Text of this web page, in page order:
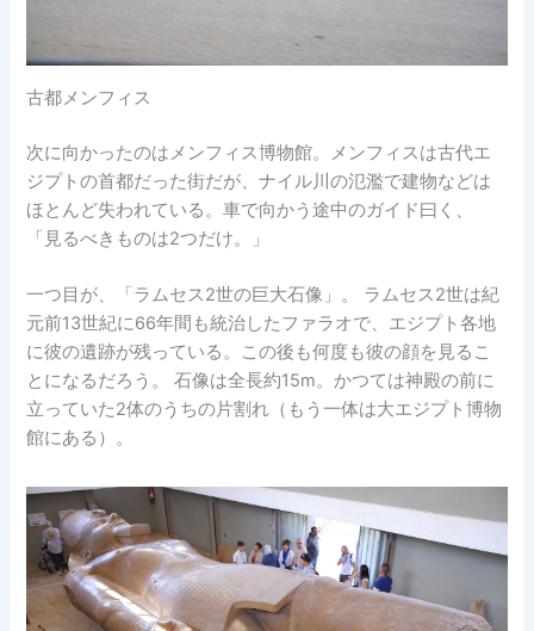
古都メンフィス
次に向かったのはメンフィス博物館。メンフィスは古代エ
ジプトの首都だった街だが、ナイル川の氾濫で建物などは
ほとんど失われている。車で向かう途中のガイド曰く、
「見るべきものは2つだけ。」
一つ目が、「ラムセス2世の巨大石像」。 ラムセス2世は紀
元前13世紀に66年間も統治したファラオで、エジプト各地
に彼の遺跡が残っている。この後も何度も彼の顔を見るこ
とになるだろう。 石像は全長約15m。かつては神殿の前に
立っていた2体のうちの片割れ（もう一体は大エジプト博物
館にある）。